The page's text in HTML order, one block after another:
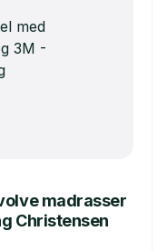
madrasser
Christensen